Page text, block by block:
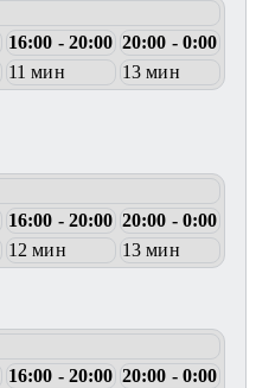
16:00 - 20:00 20:00 - 0:00
11 мин
13 мин
16:00 - 20:00 20:00 - 0:00
12 мин 13 мин
16:00 - 20:00 20:00 - 0:00